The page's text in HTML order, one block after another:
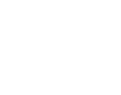
Théâtre castelet pour
Vous aimez les